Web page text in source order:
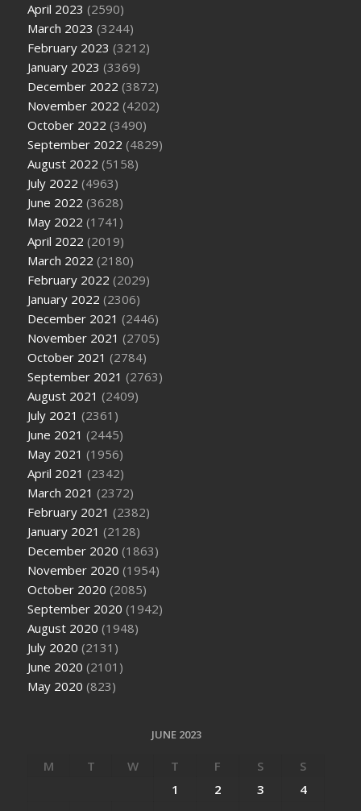
April 2023 (2590)
March 2023 (3244)
February 2023 (3212)
January 2023 (3369)
December 2022 (3872)
November 2022 (4202)
October 2022 (3490)
September 2022 (4829)
August 2022 (5158)
July 2022 (4963)
June 2022 (3628)
May 2022 (1741)
April 2022 (2019)
March 2022 (2180)
February 2022 (2029)
January 2022 (2306)
December 2021 (2446)
November 2021 (2705)
October 2021 (2784)
September 2021 (2763)
August 2021 (2409)
July 2021 (2361)
June 2021 (2445)
May 2021 (1956)
April 2021 (2342)
March 2021 (2372)
February 2021 (2382)
January 2021 (2128)
December 2020 (1863)
November 2020 (1954)
October 2020 (2085)
September 2020 (1942)
August 2020 (1948)
July 2020 (2131)
June 2020 (2101)
May 2020 (823)
JUNE 2023
M T W T F S
S
1
2 3
4